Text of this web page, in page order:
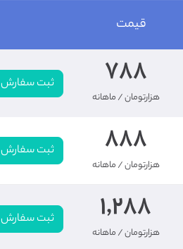
قیمت
788
هزارتومان/ ماهانه
ثبت سفارش
888
هزارتومان/ ماهانه
ثبت سفارش
1,288
هزارتومان/ ماهانه
ثبت سفارش